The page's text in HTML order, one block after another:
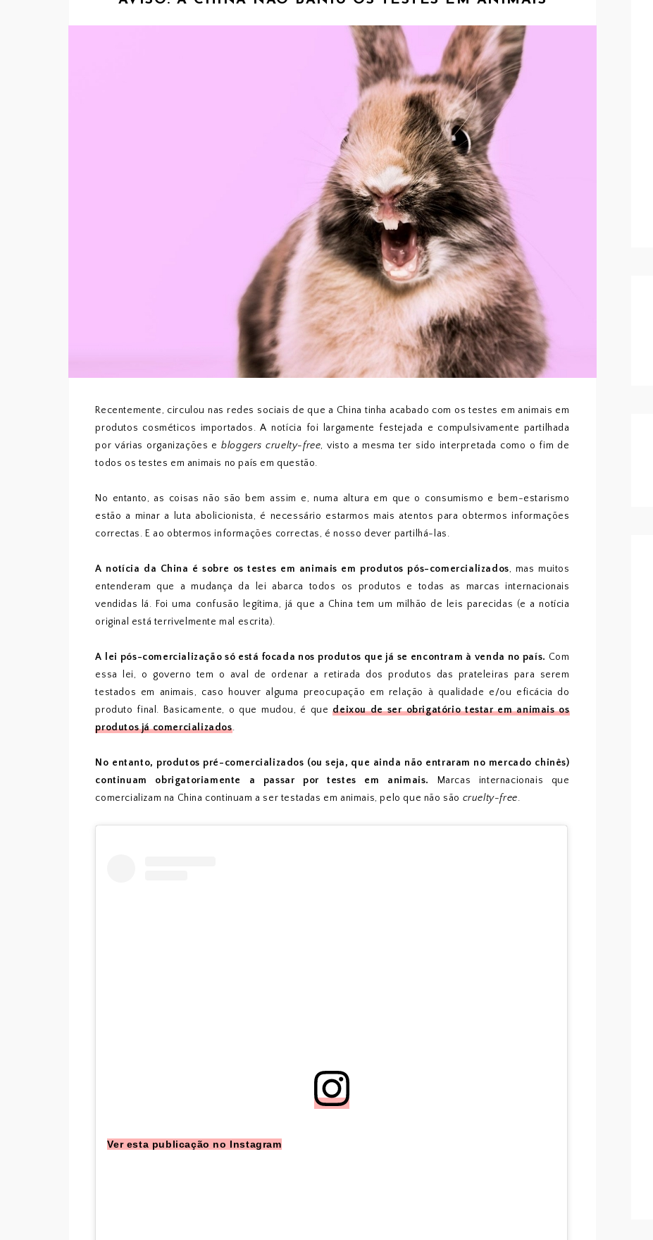
Recentemente, circulou nas redes sociais de que a China tinha acabado com os testes em animais em
produtos cosméticos importados. A notícia foi largamente festejada e compulsivamente partilhada
por várias organizações ebloggers cruelty-free, visto a mesma ter sido interpretada como o fim de
todos os testes em animais no país em questão.
No entanto, as coisas não são bem assim e, numa altura em que o consumismo e bem-estarismo
estão a minar a luta abolicionista, é necessário estarmos mais atentos para obtermos informações
correctas. E ao obtermos informações correctas, é nosso dever partilhá-las.
A notícia da China é sobre os testes em animais em produtos pós-comercializados, mas muitos
entenderam que a mudança da lei abarca todos os produtos e todas as marcas internacionais
vendidas lá. Foi uma confusão legítima, já que a China tem um milhão de leis parecidas (e a notícia
original está terrivelmente mal escrita).
A lei pós-comercialização só está focada nos produtos que já se encontram à venda no país. Com
essa lei, o governo tem o aval de ordenar a retirada dos produtos das prateleiras para serem
testados em animais, caso houver alguma preocupação em relação à qualidade e/ou eficácia do
produto final. Basicamente, o que mudou, é quedeixou de ser obrigatório testar em animais os
produtos já comercializados.
No entanto, produtos pré-comercializados (ou seja, que ainda não entraram no mercado chinês)
continuam obrigatoriamente a passar por testes em animais.
Marcas internacionais que
comercializam na China continuam a ser testadas em animais, pelo que não são cruelty-free.
Ver esta publicação no Instagram